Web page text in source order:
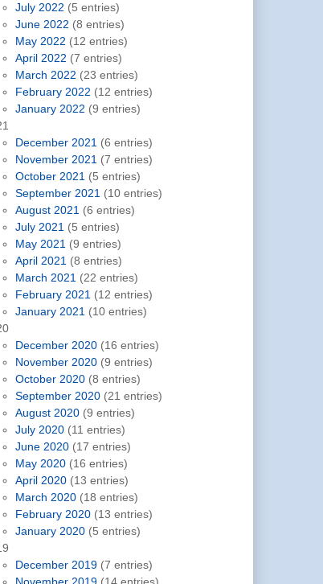
July 2022 (5 entries)
June 2022 (8 entries)
May 2022 (12 entries)
April 2022 (7 entries)
March 2022 (23 entries)
February 2022 (12 entries)
January 2022 (9 entries)
December 2021 (6 entries)
November 2021 (7 entries)
October 2021 (5 entries)
September 2021 (10 entries)
August 2021 (6 entries)
July 2021 (5 entries)
May 2021 (9 entries)
April 2021 (8 entries)
March 2021 (22 entries)
February 2021 (12 entries)
January 2021 (10 entries)
December 2020 (16 entries)
November 2020 (9 entries)
October 2020 (8 entries)
September 2020 (21 entries)
August 2020 (9 entries)
July 2020 (11 entries)
June 2020 (17 entries)
May 2020 (16 entries)
April 2020 (13 entries)
March 2020 (18 entries)
February 2020 (13 entries)
January 2020 (5 entries)
December 2019 (7 entries)